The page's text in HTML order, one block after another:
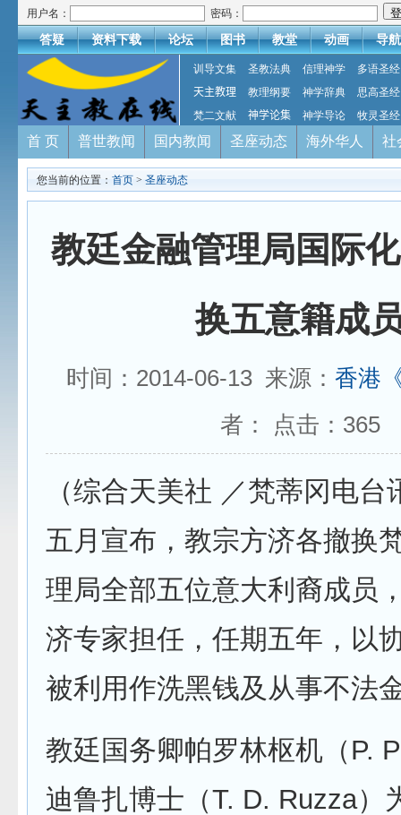
用户名： 密码：
答疑 资料下载 论坛 图书 教堂 动画 导航
训导文集 圣教法典 信理神学
多语圣经
天主教理
教理纲要 神学辞典
思高圣经
梵二文献
神学论集 神学导论 牧灵圣经
首 页 普世教闻 国内教闻 圣座动态 海外华人 社
您当前的位置： 首页 > 圣座动态
教廷金融管理局国际
换五意籍成
时间：2014-06-13 来源： 香港
者： 点击： 365
（综合天美社 ／梵蒂冈电台
五月宣布，教宗方济各撤换
理局全部五位意大利裔成员
济专家担任，任期五年，以
被利用作洗黑钱及从事不法
教廷国务卿帕罗林枢机（P.
迪鲁扎博士（T. D. Ruzza）